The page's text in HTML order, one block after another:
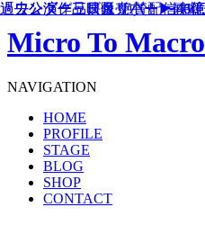
Micro To Macro
NAVIGATION
HOME
PROFILE
STAGE
BLOG
SHOP
CONTACT
「ワンダー三日月リバー 〜46
「ワンダー三日月リバー 〜46
過去公演作品映像 絶賛配信中
過去公演グッズ販売中！▶︎観劇